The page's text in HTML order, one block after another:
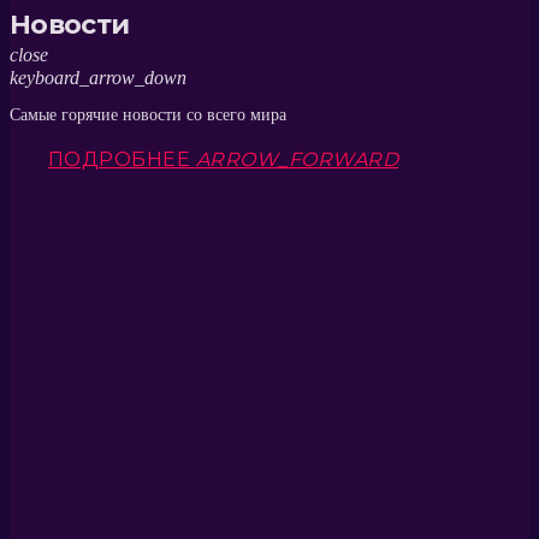
Новости
close
keyboard_arrow_down
Самые горячие новости со всего мира
ПОДРОБНЕЕ ARROW_FORWARD